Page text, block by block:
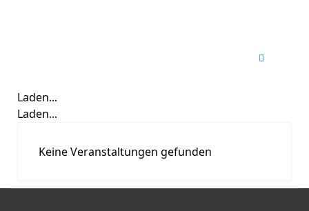
Laden...
Laden...
Keine Veranstaltungen gefunden